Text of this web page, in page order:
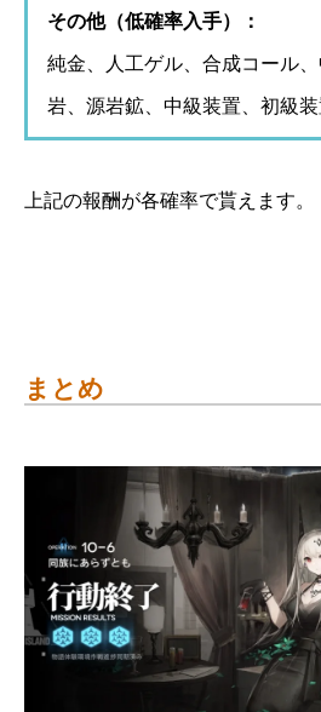
その他（低確率入手）：
純金、人工ゲル、合成コール
岩、源岩鉱、中級装置、初級
上記の報酬が各確率で貰えます。
まとめ